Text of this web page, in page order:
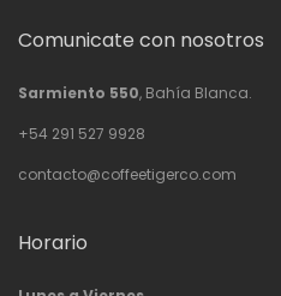
Comunicate con nosotros
Sarmiento 550, Bahía Blanca.
+54 291 527 9928
contacto@coffeetigerco.com
Horario